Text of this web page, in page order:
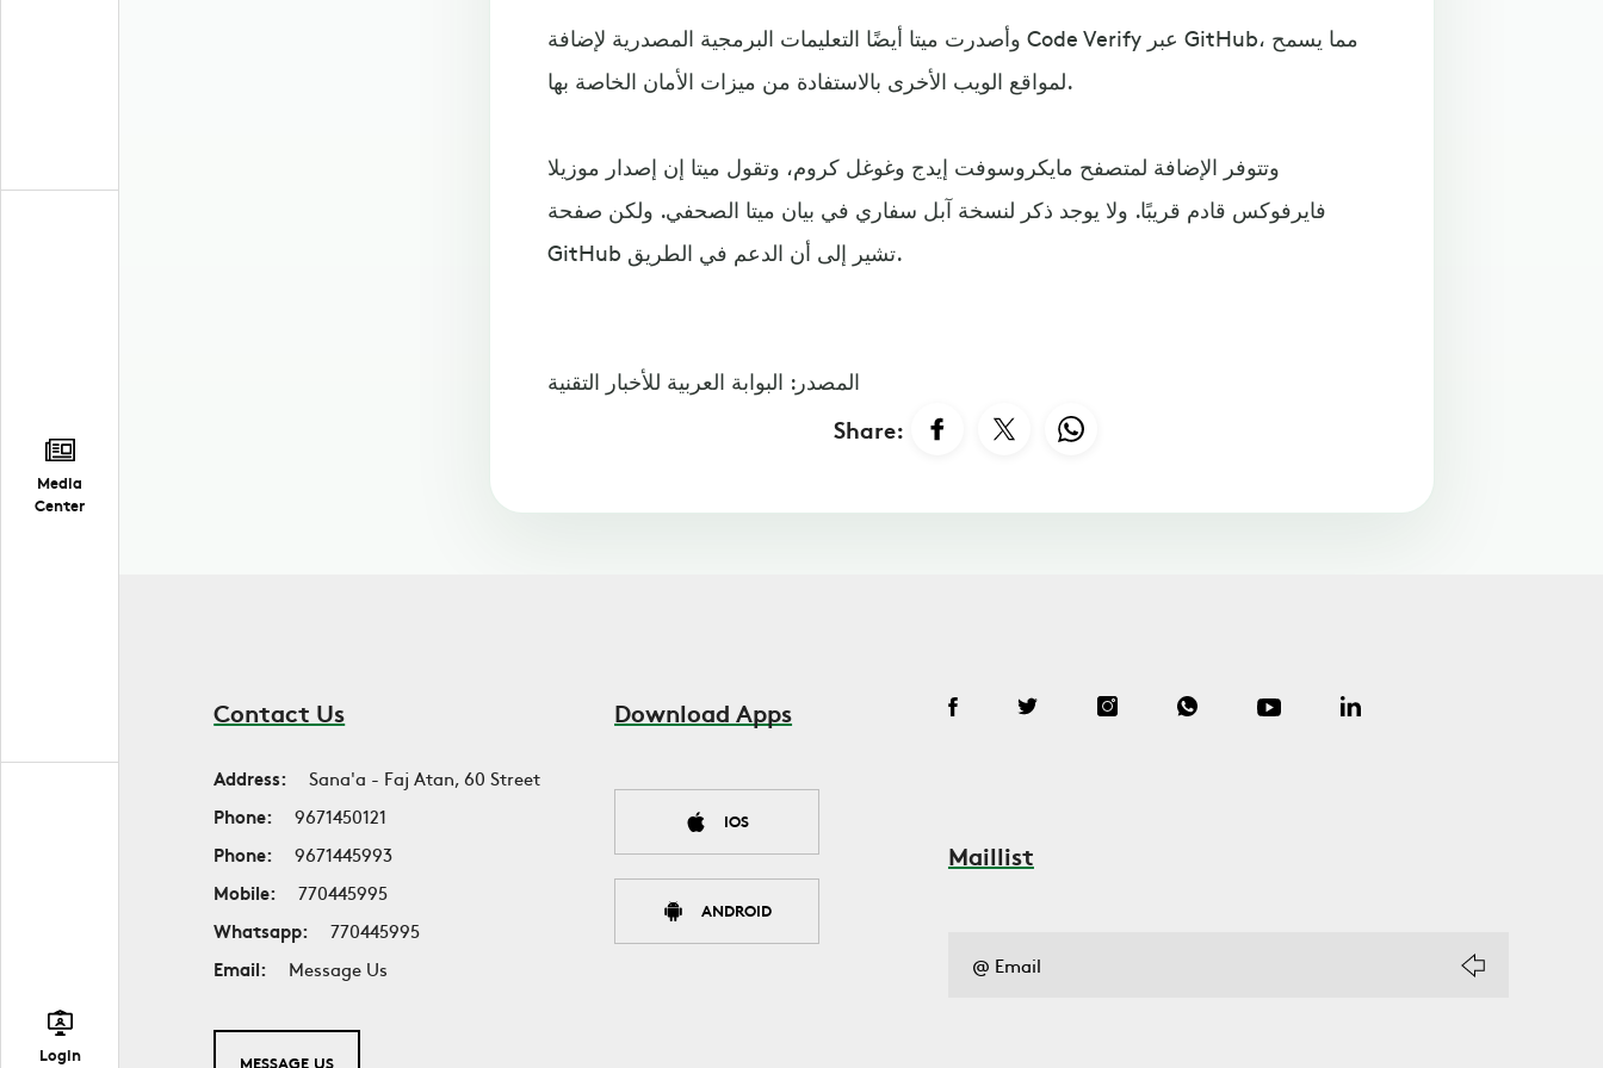
Media
Center
Login
وأصدرت ميتا أيضًا التعليمات البرمجية المصدرية لإضافة Code Verify عبر GitHub، مما يسمح
لمواقع الويب الأخرى بالاستفادة من ميزات الأمان الخاصة بها.
وتتوفر الإضافة لمتصفح مايكروسوفت إيدج وغوغل كروم، وتقول ميتا إن إصدار موزيلا
فايرفوكس قادم قريبًا. ولا يوجد ذكر لنسخة آبل سفاري في بيان ميتا الصحفي. ولكن صفحة
GitHub تشير إلى أن الدعم في الطريق.
المصدر: البوابة العربية للأخبار التقنية
Share:
Contact Us
Address:
Sana'a - Faj Atan, 60 Street
Phone:
9671450121
Phone:
9671445993
Mobile:
770445995
Whatsapp:
770445995
Email:
Message Us
MESSAGE US
Download Apps
IOS
ANDROID
Maillist